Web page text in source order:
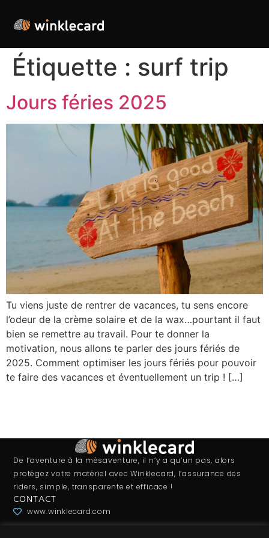
Étiquette : surf trip
Jours féries 2025
Tu viens juste de rentrer de vacances, tu sens encore
l’odeur de la crème solaire et de la wax…pourtant il faut
bien se remettre au travail. Pour te donner la
motivation, nous allons te parler des jours fériés de
2025. Comment optimiser les jours fériés pour pouvoir
te faire des vacances et éventuellement un trip ! […]
De l’aventure à la mésaventure, il n’y a qu’un pas, alors
protégez votre matériel avec Winklecard, l’assurance des
riders, simple, transparente et efficace !
CONTACT
www.winklecard.com